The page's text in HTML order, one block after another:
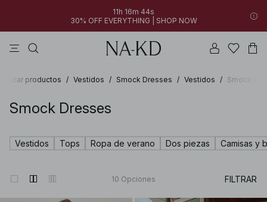
11h 16m 44s
30% OFF EVERYTHING | SHOP NOW
Buscar productos / Vestidos / Smock Dresses / Vestidos / Smock
Smock Dresses
Vestidos Tops Ropa de verano Dos piezas Camisas y
10 Opciones FILTRAR